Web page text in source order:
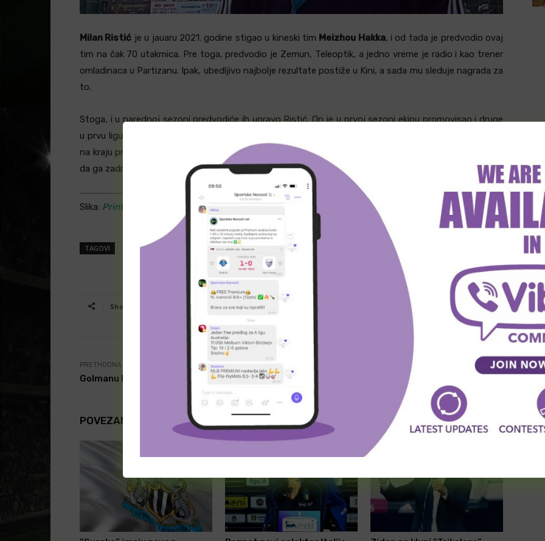
Milan Ristićje u jauaru 2021. godine stigao u kineski tim Meizhou Hakka, i od tada je predvodio ovaj
tim na čak 70 utakmica. Pre toga, predvodio je Zemun, Teleoptik, a jedno vreme je radio i kao trener
omladinaca u Partizanu. Ipak, ubedljivo najbolje rezultate postiže u Kini, a sada mu sleduje nagrada za
to.
Stoga, i u narednoj sezoni predvodiće ih upravo Ristić. On je u prvoj sezoni ekipu promovisao i druge
u prvu ligu, a u minuloj sezoni je čak bio na dobrom putu da se izbori za azijsku Ligu šampiona, ali je
na kraju prvenstvo završio na 9. mestu. Svakako, uprava kluba je zadovoljna njegovim partijama i želi
da ga zadrži.
Slika: Printscreen (YouTube)
TAGOVI Meizhou Hakka Milan Ristić
Share Facebook WhatsApp
PRETHODNA VEST
Golmanu Bavaraca sledi kazna
SLEDEĆA VEST
Southampton otpustio glavnog trenera
POVEZANI ČLANCI